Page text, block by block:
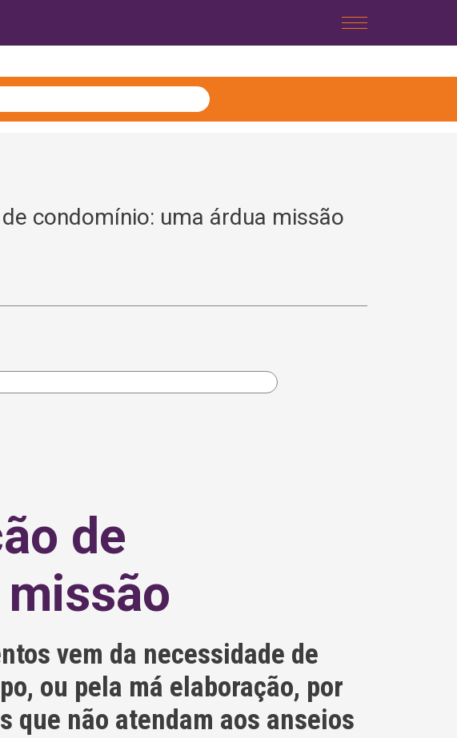
condomínio: uma árdua missão
de
vem da necessidade de
ou pela má elaboração, por
que não atendam aos anseios